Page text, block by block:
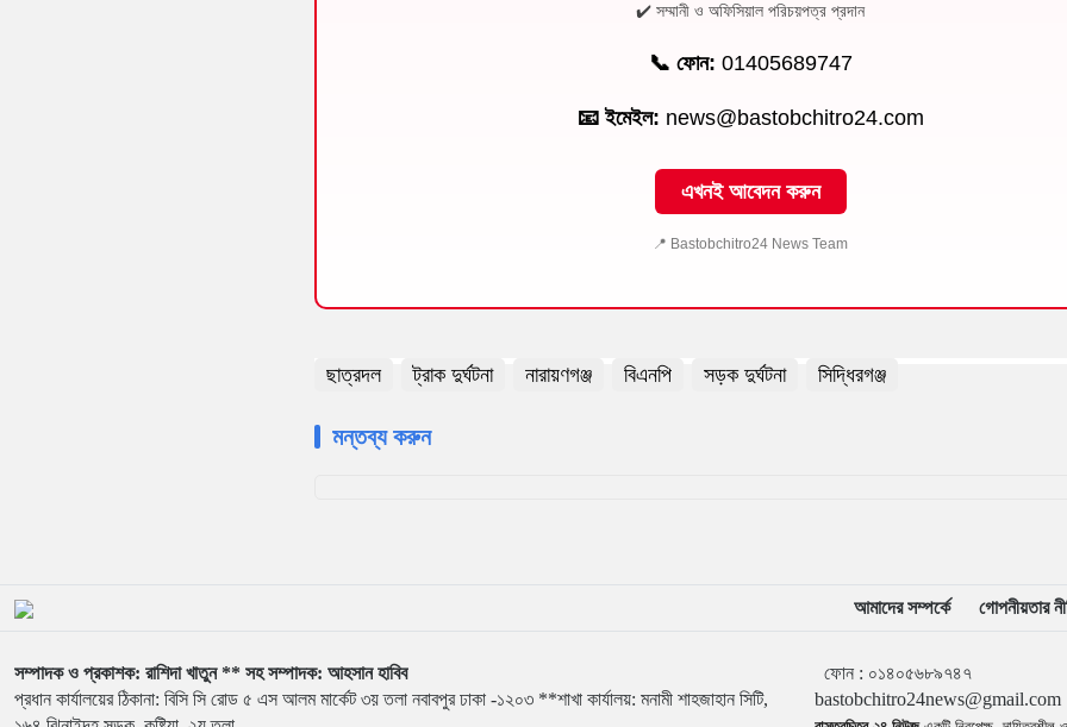
✔️ সম্মানী ও অফিসিয়াল পরিচয়পত্র প্রদান
📞 ফোন: 01405689747
📧 ইমেইল: news@bastobchitro24.com
এখনই আবেদন করুন
📍 Bastobchitro24 News Team
ছাত্রদল ট্রাক দুর্ঘটনা নারায়ণগঞ্জ বিএনপি সড়ক দুর্ঘটনা সিদ্ধিরগঞ্জ
মন্তব্য করুন
আমাদের সম্পর্কে গোপনীয়তার
সম্পাদক ও প্রকাশক: রাশিদা খাতুন ** সহ সম্পাদক: আহসান হাবিব
প্রধান কার্যালয়ের ঠিকানা: বিসি সি রোড ৫ এস আলম মার্কেট ৩য় তলা নবাবপুর ঢাকা -১২০৩ **শাখা কার্যালয়: মনামী শাহজাহান সিটি,
ফোন :
bastobchitro24news@gmail.com